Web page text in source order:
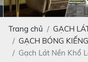
Trang chủ
GẠCH
GẠCH BÓNG
Gạch Lát Nền Khổ